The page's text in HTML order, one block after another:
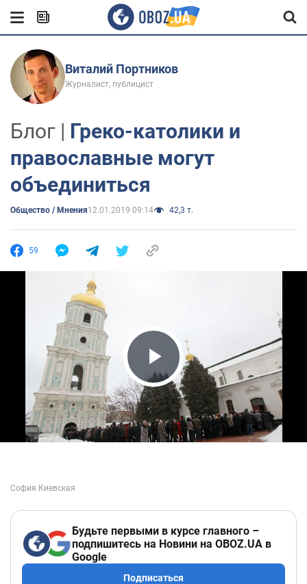
Виталий Портников
Журналист, публицист
Блог | Греко-католики и
православные могут
объединиться
Общество / Мнения12.01.2019 09:14 42,3 т.
59
Play Video
Будьте первыми в курсе главного –
подпишитесь на Новини на OBOZ.UA в
Google
Подписаться